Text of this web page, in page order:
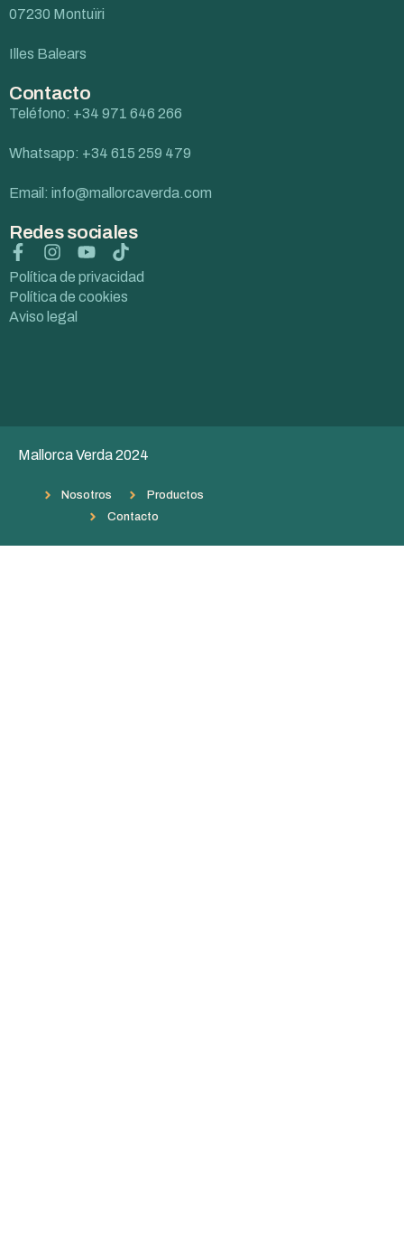
07230 Montuïri
Illes Balears
Contacto
Teléfono: +34 971 646 266
Whatsapp: +34 615 259 479
Email: info@mallorcaverda.com
Redes sociales
Política de privacidad
Política de cookies
Aviso legal
Mallorca Verda 2024
Nosotros
Productos
Contacto